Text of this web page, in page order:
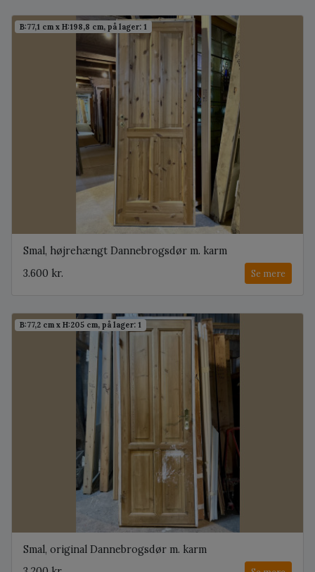
B:77,1 cm x H:198,8 cm, på lager: 1
Smal, højrehængt Dannebrogsdør m. karm
3.600 kr.
Se mere
B:77,2 cm x H:205 cm, på lager: 1
Smal, original Dannebrogsdør m. karm